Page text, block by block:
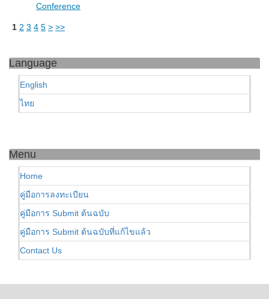
Conference
1 2 3 4 5 > >>
Language
English
ไทย
Menu
Home
คู่มือการลงทะเบียน
คู่มือการ Submit ต้นฉบับ
คู่มือการ Submit ต้นฉบับที่แก้ไขแล้ว
Contact Us